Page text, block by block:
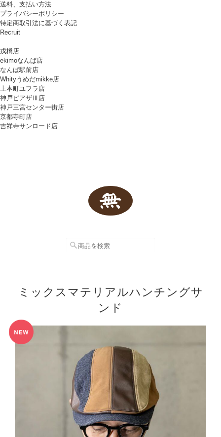
送料、支払い方法
プライバシーポリシー
特定商取引法に基づく表記
Recruit
戎橋店
ekimoなんば店
なんば駅前店
Whityうめだmikke店
上本町ユフラ店
神戸ピアザⅢ店
神戸三宮センター街店
京都寺町店
吉祥寺サンロード店
ミックスマテリアルハンチングサ
ンド